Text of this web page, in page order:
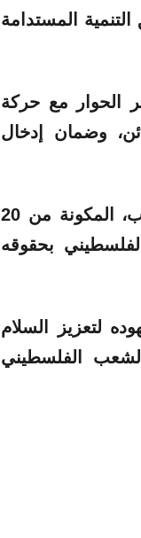
المستدامة
الحوار مع حركة
وضمان إدخال
وأضاف: “كما كان له دور محوري في دعم خطة الرئيس الأمريكي، دونالد ترامب، المكونة من 20
بحقوقه
لتعزيز السلام
الفلسطيني